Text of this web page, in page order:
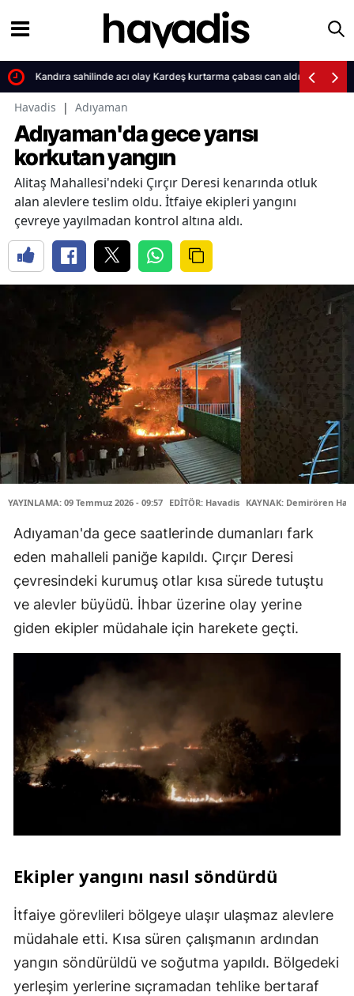
Kandıra sahilinde acı olay Kardeş kurtarma çabası can aldı
Havadis | Adıyaman
Adıyaman'da gece yarısı
korkutan yangın
Alitaş Mahallesi'ndeki Çırçır Deresi kenarında otluk
alan alevlere teslim oldu. İtfaiye ekipleri yangını
çevreye yayılmadan kontrol altına aldı.
YAYINLAMA: 09 Temmuz 2026 - 09:57 EDİTÖR: Havadis KAYNAK: Demirören
Adıyaman'da gece saatlerinde dumanları fark
eden mahalleli paniğe kapıldı. Çırçır Deresi
çevresindeki kurumuş otlar kısa sürede tutuştu
ve alevler büyüdü. İhbar üzerine olay yerine
giden ekipler müdahale için harekete geçti.
Ekipler yangını nasıl söndürdü
İtfaiye görevlileri bölgeye ulaşır ulaşmaz alevlere
müdahale etti. Kısa süren çalışmanın ardından
yangın söndürüldü ve soğutma yapıldı. Bölgedeki
yerleşim yerlerine sıçramadan tehlike bertaraf